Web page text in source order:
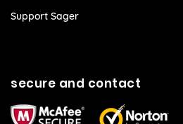
Support Sager
secure and contact